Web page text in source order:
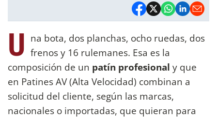
U na bota, dos planchas, ocho ruedas, dos
frenos y 16 rulemanes. Esa es la
composición de un patín profesional y que
en Patines AV (Alta Velocidad) combinan a
solicitud del cliente, según las marcas,
nacionales o importadas, que quieran para